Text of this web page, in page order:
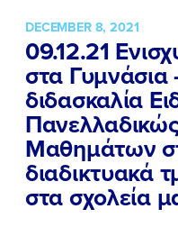
DECEMBER 8, 2021
09.12.21
στα Γυμνάσια
διδασκαλία
Μαθημάτων
διαδικτυακά
στα σχολεία